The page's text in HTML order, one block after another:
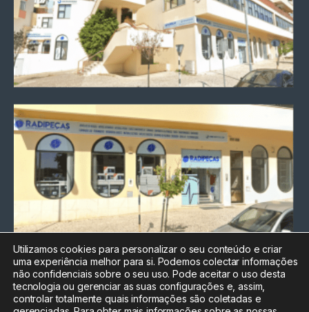
Chamada para a rede fixa
nacional
Electrónica:212
Utilizamos cookies para personalizar o seu conteúdo e criar
uma experiência melhor para si. Podemos colectar informações
não confidenciais sobre o seu uso. Pode aceitar o uso desta
tecnologia ou gerenciar as suas configurações e, assim,
controlar totalmente quais informações são coletadas e